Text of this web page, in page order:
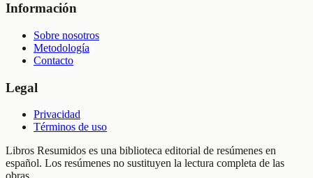
Información
Sobre nosotros
Metodología
Contacto
Legal
Privacidad
Términos de uso
Libros Resumidos es una biblioteca editorial de resúmenes en
español. Los resúmenes no sustituyen la lectura completa de las